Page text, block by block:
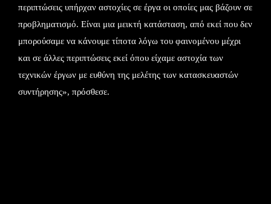
περιπτώσεις υπήρχαν αστοχίες σε έργα οι οποίες μας βάζουν σε
προβληματισμό. Είναι μια μεικτή κατάσταση, από εκεί που δεν
μπορούσαμε να κάνουμε τίποτα λόγω του φαινομένου μέχρι
και σε άλλες περιπτώσεις εκεί όπου είχαμε αστοχία των
τεχνικών έργων με ευθύνη της μελέτης των κατασκευαστών
συντήρησης», πρόσθεσε.